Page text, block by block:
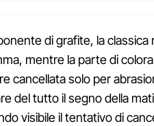
di grafite, la classica
mentre la parte di
cancellata solo per
del tutto il segno della
visibile il tentativo di